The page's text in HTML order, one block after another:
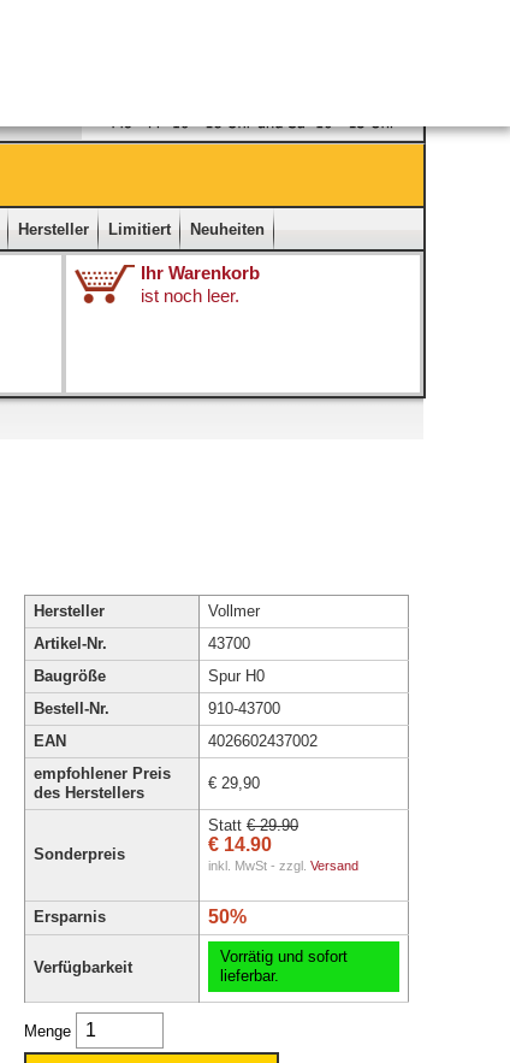
Hersteller Limitiert Neuheiten
Ihr Warenkorb
ist noch leer.
Hersteller
Vollmer
Artikel-Nr.
43700
Baugröße
Spur H0
Bestell-Nr.
910-43700
EAN
4026602437002
empfohlener Preis
des Herstellers
€ 29,90
Sonderpreis
Statt € 29.90
€ 14.90
inkl. MwSt - zzgl. Versand
Ersparnis 50%
Verfügbarkeit
Vorrätig und sofort
lieferbar.
Menge